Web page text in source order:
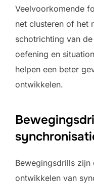
Veelvoorkomende
net clusteren of het
schotrichting van
oefening en
helpen een beter
ontwikkelen.
Bewegingsdrills zijn
ontwikkelen van